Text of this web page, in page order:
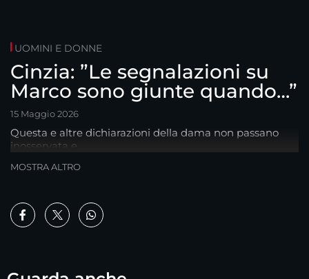
UOMINI E DONNE
Cinzia: ”Le segnalazioni su
Marco sono giunte quando…”
15 Maggio 2026
Questa e altre dichiarazioni della dama non passano
inosservata e..
MOSTRA ALTRO